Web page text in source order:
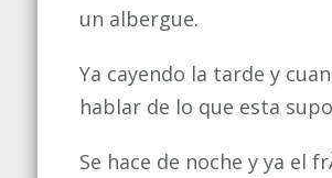
un albergue.
Ya cayendo la tarde y
hablar de lo que esta
Se hace de noche y ya el